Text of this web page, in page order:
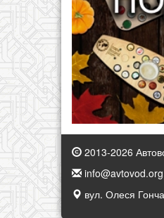
2013-2026
вул. Олеся